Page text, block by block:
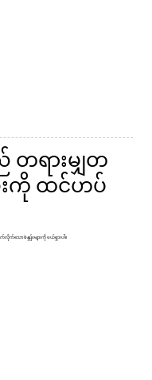
တရားမျှတ
ကို ထင်ဟပ်
က်သော စံနှုန်းများကို ဖယ်ရှားပါ။